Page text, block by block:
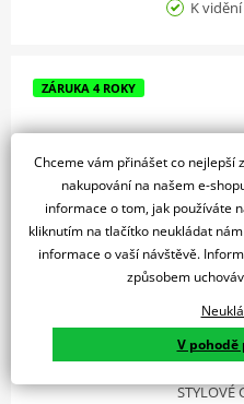
K
ZÁRUKA 4 ROKY
Vespa GTS 310 HPE
169
STYLOVÉ
Chceme vám přinášet co nejlepší
nakupování na našem e-
informace o tom, jak používáte
kliknutím na tlačítko neukládat
informace o vaší návštěvě.
způsobem
V pohodě